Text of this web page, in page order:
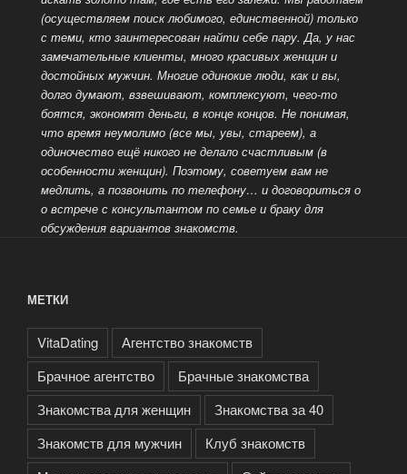
(осуществляем поиск любимого, единственной) только
с теми, кто заинтересован найти себе пару. Да, у нас
замечательные клиенты, много красивых женщин и
достойных мужчин. Многие одинокие люди, как и вы,
долго думают, взвешивают, комплексуют, чего-то
боятся, экономят деньги, в конце концов. Не понимая,
что время неумолимо (все мы, увы, стареем), а
одиночество ещё никого не делало счастливым (в
особенности женщин). Поэтому, советуем вам не
медлить, а позвонить по телефону… и договориться о
о встрече с консультантом по семье и браку для
обсуждения вариантов знакомств.
МЕТКИ
VitaDating
Агентство знакомств
Брачное агентство
Брачные знакомства
Знакомства для женщин
Знакомства за 40
Знакомств для мужчин
Клуб знакомств